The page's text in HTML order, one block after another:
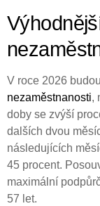
V roce 2026
nezaměstnanosti,
doby se zvýší
dalších dvou
následujících
45 procent.
maximální
57 let.